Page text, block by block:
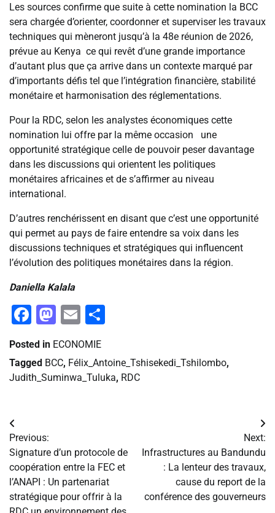
Les sources confirme que suite à cette nomination la BCC
sera chargée d’orienter, coordonner et superviser les travaux
techniques qui mèneront jusqu’à la 48e réunion de 2026,
prévue au Kenya ce qui revêt d’une grande importance
d’autant plus que ça arrive dans un contexte marqué par
d’importants défis tel que l’intégration financière, stabilité
monétaire et harmonisation des réglementations.
Pour la RDC, selon les analystes économiques cette
nomination lui offre par la même occasion une
opportunité stratégique celle de pouvoir peser davantage
dans les discussions qui orientent les politiques
monétaires africaines et de s’affirmer au niveau
international.
D’autres renchérissent en disant que c’est une opportunité
qui permet au pays de faire entendre sa voix dans les
discussions techniques et stratégiques qui influencent
l’évolution des politiques monétaires dans la région.
Daniella Kalala
Facebook
Mastodon
Email
Posted in ECONOMIE
Tagged BCC, Félix_Antoine_Tshisekedi_Tshilombo,
Judith_Suminwa_Tuluka, RDC
Navigation
de
l’article
Previous:
Signature d’un protocole de
coopération entre la FEC et
l’ANAPI : Un partenariat
stratégique pour offrir à la
Next:
Infrastructures au Bandundu
: La lenteur des travaux,
cause du report de la
conférence des gouverneurs